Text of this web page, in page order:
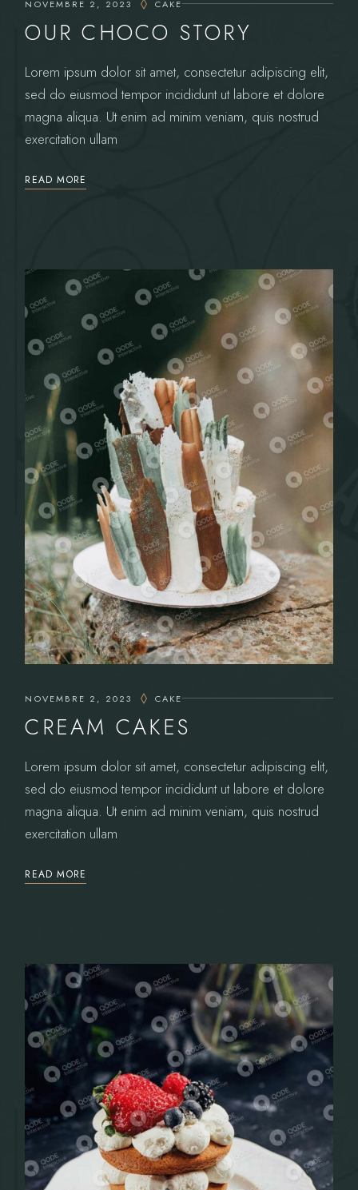
NOVEMBRE 2, 2023 CAKE
OUR CHOCO STORY
Lorem ipsum dolor sit amet, consectetur adipiscing elit,
sed do eiusmod tempor incididunt ut labore et dolore
magna aliqua. Ut enim ad minim veniam, quis nostrud
exercitation ullam
READ MORE
NOVEMBRE 2, 2023 CAKE
CREAM CAKES
Lorem ipsum dolor sit amet, consectetur adipiscing elit,
sed do eiusmod tempor incididunt ut labore et dolore
magna aliqua. Ut enim ad minim veniam, quis nostrud
exercitation ullam
READ MORE